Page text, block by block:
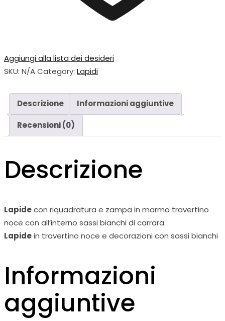
Aggiungi alla lista dei desideri
SKU: N/ACategory: Lapidi
Descrizione Informazioni aggiuntive
Recensioni (0)
Descrizione
Lapidecon riquadratura e zampa in marmo travertino
noce con all’interno sassi bianchi di carrara.
Lapidein travertino noce e decorazioni con sassi bianchi
Informazioni
aggiuntive